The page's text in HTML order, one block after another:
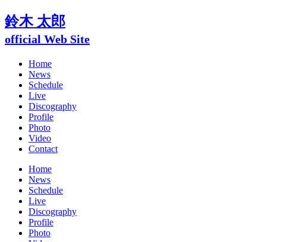
鈴木 太郎
official Web Site
Home
News
Schedule
Live
Discography
Profile
Photo
Video
Contact
Home
News
Schedule
Live
Discography
Profile
Photo